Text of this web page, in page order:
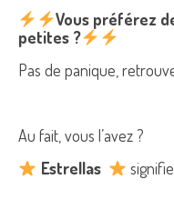
Vous préférez
petites ?
Pas de panique,
Au fait, vous l’avez ?
Estrellas
signifie